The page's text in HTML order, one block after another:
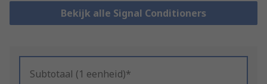
Bekijk alle Signal Conditioners
Subtotaal (1 eenheid)*